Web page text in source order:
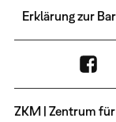
Erklärung zur
ZKM | Zentrum